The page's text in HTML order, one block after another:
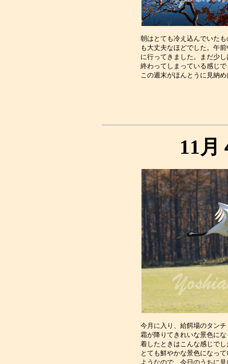
朝はとても冷え込んでいた
も大丈夫なほどでした。午
に行ってきました。まだ少
終わってしまっている感じ
11月
今月に入り、給餌場のタン
霜が降りてきれいな景色に
着したときはこんな感じで
とても鮮やかな景色になっ